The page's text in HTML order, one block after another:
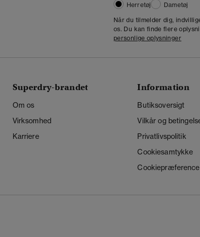
Herretøj
Dametøj
Når du tilmelder dig,
os. Du kan finde flere
personlige oplysninger
Superdry-brandet
Om os
Virksomhed
Karriere
Information
Butiksoversigt
Vilkår og
Privatlivspolitik
Cookiesamtykke